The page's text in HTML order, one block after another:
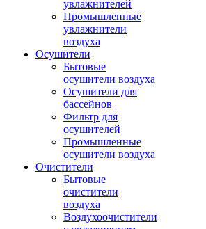
увлажнителей
Промышленные
увлажнители
воздуха
Осушители
Бытовые
осушители воздуха
Осушители для
бассейнов
Фильтр для
осушителей
Промышленные
осушители воздуха
Очистители
Бытовые
очистители
воздуха
Воздухоочистители